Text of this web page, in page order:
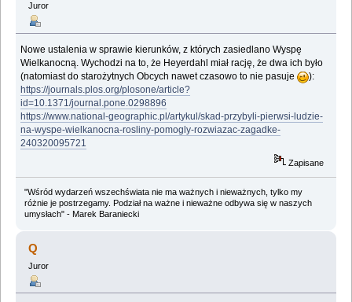
Juror
Nowe ustalenia w sprawie kierunków, z których zasiedlano Wyspę
Wielkanocną. Wychodzi na to, że Heyerdahl miał rację, że dwa ich było
(natomiast do starożytnych Obcych nawet czasowo to nie pasuje
):
https://journals.plos.org/plosone/article?
id=10.1371/journal.pone.0298896
https://www.national-geographic.pl/artykul/skad-przybyli-pierwsi-ludzie-
na-wyspe-wielkanocna-rosliny-pomogly-rozwiazac-zagadke-
240320095721
Zapisane
"Wśród wydarzeń wszechświata nie ma ważnych i nieważnych, tylko my
różnie je postrzegamy. Podział na ważne i nieważne odbywa się w naszych
umysłach" - Marek Baraniecki
Q
Juror